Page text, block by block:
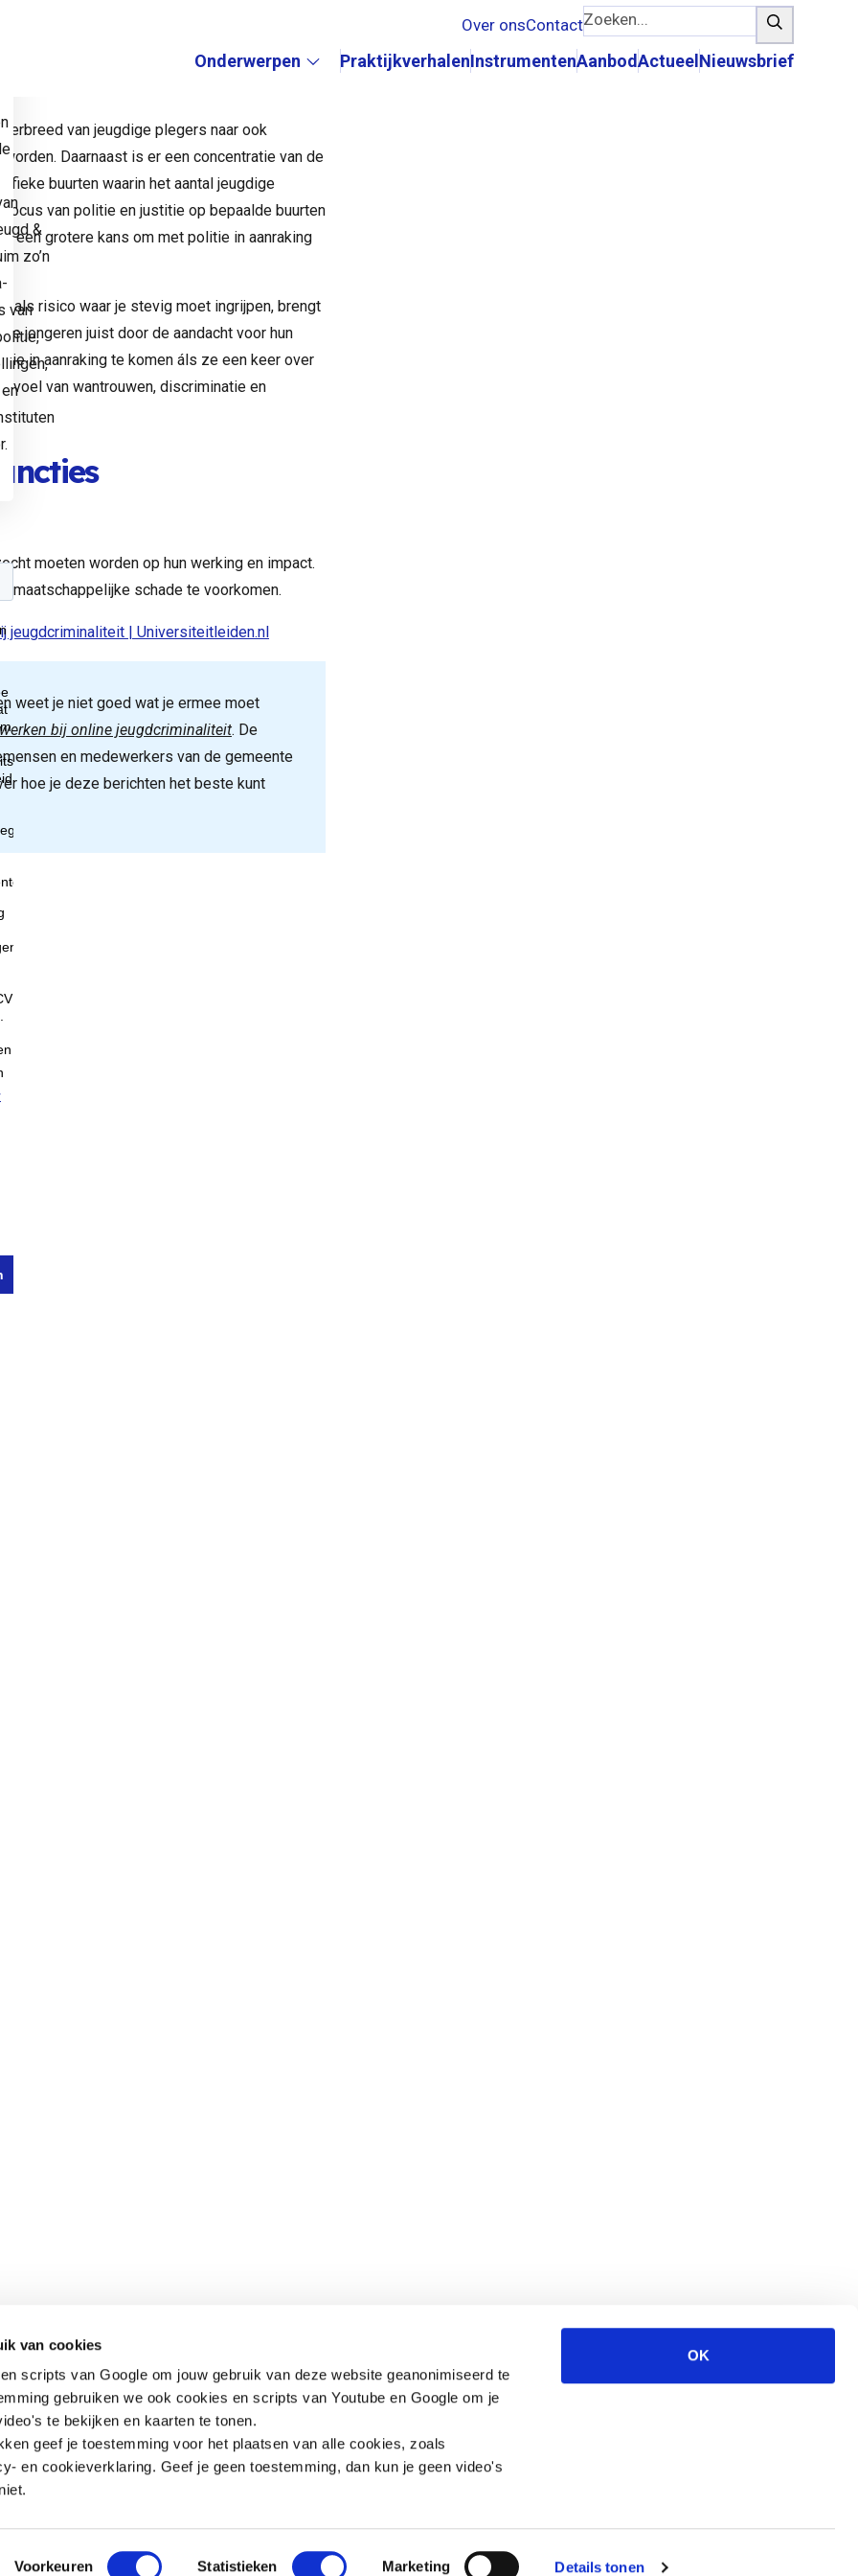
van cookies
scripts van Google om jouw gebruik van deze website geanonimiseerd te
gebruiken we ook cookies en scripts van Youtube en Google om je
te bekijken en kaarten te tonen.
geef je toestemming voor het plaatsen van alle cookies, zoals
en cookieverklaring. Geef je geen toestemming, dan kun je geen video's
Voorkeuren Statistieken Marketing Details tonen
OK
Onderwerpen PraktijkverhalenInstrumentenAanbodActueel Nieuwsbrief
Over onsContactZoeken... Zoeken
van jeugdige plegers naar ook
Daarnaast is er een concentratie van de
buurten waarin het aantal jeugdige
van politie en justitie op bepaalde buurten
een grotere kans om met politie in aanraking
als risico waar je stevig moet ingrijpen, brengt
jongeren juist door de aandacht voor hun
in aanraking te komen áls ze een keer over
van wantrouwen, discriminatie en
moeten worden op hun werking en impact.
maatschappelijke schade te voorkomen.
jeugdcriminaliteit | Universiteitleiden.nl
weet je niet goed wat je ermee moet
bij online jeugdcriminaliteit. De
en medewerkers van de gemeente
hoe je deze berichten het beste kunt
&
zo’n
van
Open de contactpopup
Open de contactpopup
Churchilllaan 11
3527 GV Utrecht
jeugd@hetccv.nl
06 - 103 20 372
Praktijkverhalen
Documenten
Wegwijzer Jeugd en Veiligheid is een website